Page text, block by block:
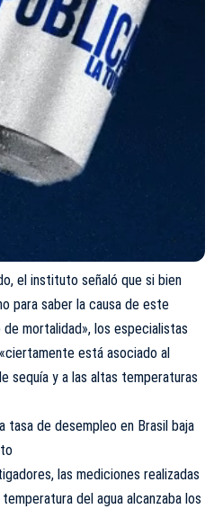
el instituto señaló que si bien
para saber la causa de este
mortalidad», los especialistas
está asociado al
sequía y a las altas temperaturas
tasa de desempleo en Brasil baja
las mediciones realizadas
del agua alcanzaba los